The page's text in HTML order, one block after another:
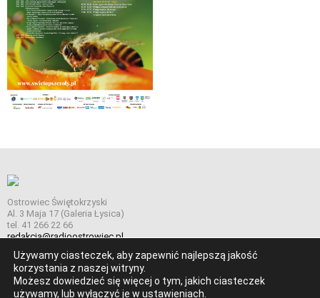
Ostrowiec Świętokrzyski
Al. 3 Maja 17 (Galeria Łysica)
tel. 41 266 22 66
redakcja@radioostrowiec.pl
© Wszelkie prawa zastrzeżone. Radio Ostrowiec 2026 Radio
Używamy ciasteczek, aby zapewnić najlepszą jakość
korzystania z naszej witryny.
Możesz dowiedzieć się więcej o tym, jakich ciasteczek
używamy, lub wyłączyć je w ustawieniach